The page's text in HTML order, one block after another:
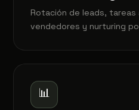
Rotación de leads,
vendedores y nurturing
📊